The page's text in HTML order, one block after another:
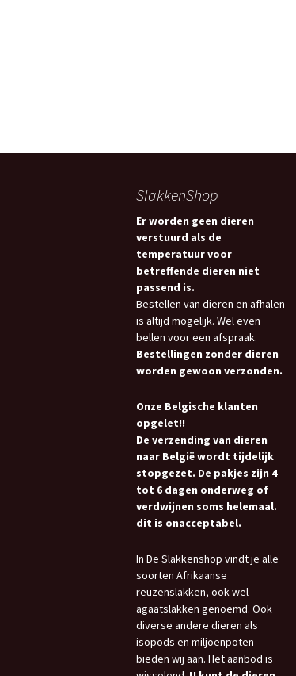
SlakkenShop
Er worden geen dieren
verstuurd als de
temperatuur voor
betreffende dieren niet
passend is.
Bestellen van dieren en afhalen
is altijd mogelijk. Wel even
bellen voor een afspraak.
Bestellingen zonder dieren
worden gewoon verzonden.
Onze Belgische klanten
opgelet!!
De verzending van dieren
naar België wordt tijdelijk
stopgezet. De pakjes zijn 4
tot 6 dagen onderweg of
verdwijnen soms helemaal.
dit is onacceptabel.
In De Slakkenshop vindt je alle
soorten Afrikaanse
reuzenslakken, ook wel
agaatslakken genoemd. Ook
diverse andere dieren als
isopods en miljoenpoten
bieden wij aan. Het aanbod is